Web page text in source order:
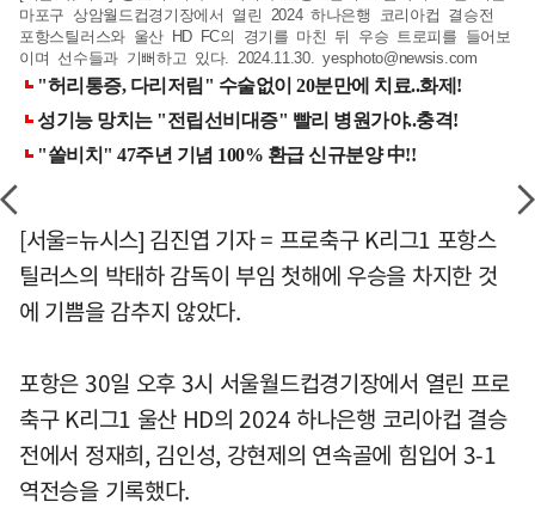
마포구 상암월드컵경기장에서 열린 2024 하나은행 코리아컵 결승전
포항스틸러스와 울산 HD FC의 경기를 마친 뒤 우승 트로피를 들어보
이며 선수들과 기뻐하고 있다. 2024.11.30.yesphoto@newsis.com
[서울=뉴시스] 김진엽 기자 = 프로축구 K리그1 포항스
틸러스의 박태하 감독이 부임 첫해에 우승을 차지한 것
에 기쁨을 감추지 않았다.
포항은 30일 오후 3시 서울월드컵경기장에서 열린 프로
축구 K리그1 울산 HD의 2024 하나은행 코리아컵 결승
전에서 정재희, 김인성, 강현제의 연속골에 힘입어 3-1
역전승을 기록했다.